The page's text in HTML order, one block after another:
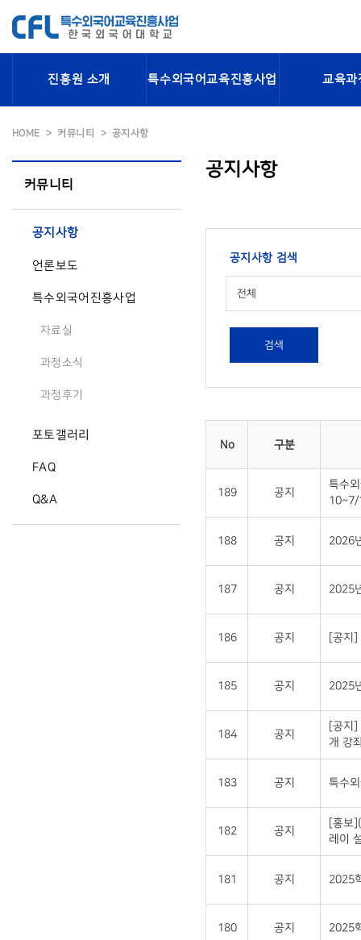
진흥원 소개 특수외국어교육진흥사업 교육과
HOME 커뮤니티 공지사항
커뮤니티
공지사항
언론보도
특수외국어진흥사업
자료실
과정소식
과정후기
포토갤러리
FAQ
Q&A
공지사항
공지사항 검색
전체
검색
No 구분
189 공지
특수
10~7/
188 공지 2026
187 공지 2025
186 공지 [공지]
185 공지 2025
184 공지
[공지]
개 강
183 공지 특수
182 공지
[홍보
레이
181 공지 2025
180 공지 2025